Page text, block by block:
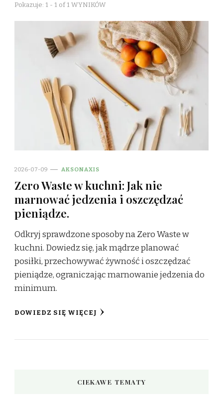
Pokazuje: 1 - 1 of 1 WYNIKÓW
2026-07-09 AKSONAXIS
Zero Waste w kuchni: Jak nie
marnować jedzenia i oszczędzać
pieniądze.
Odkryj sprawdzone sposoby na Zero Waste w
kuchni. Dowiedz się, jak mądrze planować
posiłki, przechowywać żywność i oszczędzać
pieniądze, ograniczając marnowanie jedzenia do
minimum.
DOWIEDZ SIĘ WIĘCEJ
CIEKAWE TEMATY